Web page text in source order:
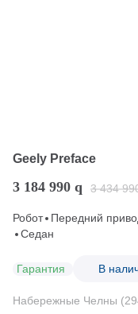
Geely Preface
3 184 990 q 3 434
Робот Передний
Седан
Гарантия В
Набережные Челны